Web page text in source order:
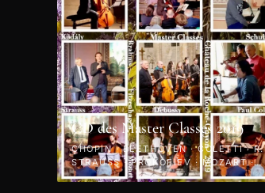
CD des Master Classes 2019
CHOPIN · BEETHOVEN · COLETTI · R.
STRAUSS · PROKOFIEV · MOZART ·
KODÁLY · 2019